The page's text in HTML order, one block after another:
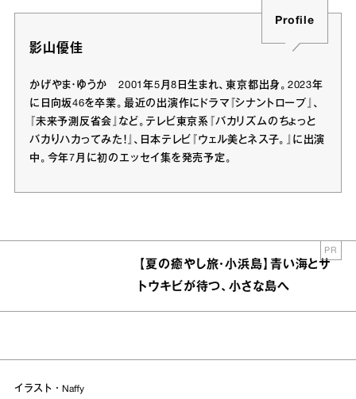
Profile
影山優佳
かげやま・ゆうか 2001年5月8日生まれ、東京都出身。2023年
に日向坂46を卒業。最近の出演作にドラマ『シナントロープ』、
『未来予測反省会』など。テレビ東京系『バカリズムのちょっと
バカりハカってみた！』、日本テレビ『ウェル美とネス子。』に出演
中。今年7月に初のエッセイ集を発売予定。
【夏の癒やし旅・小浜島】青い海とサ
トウキビが待つ、小さな島へ
PR
イラスト・Naffy